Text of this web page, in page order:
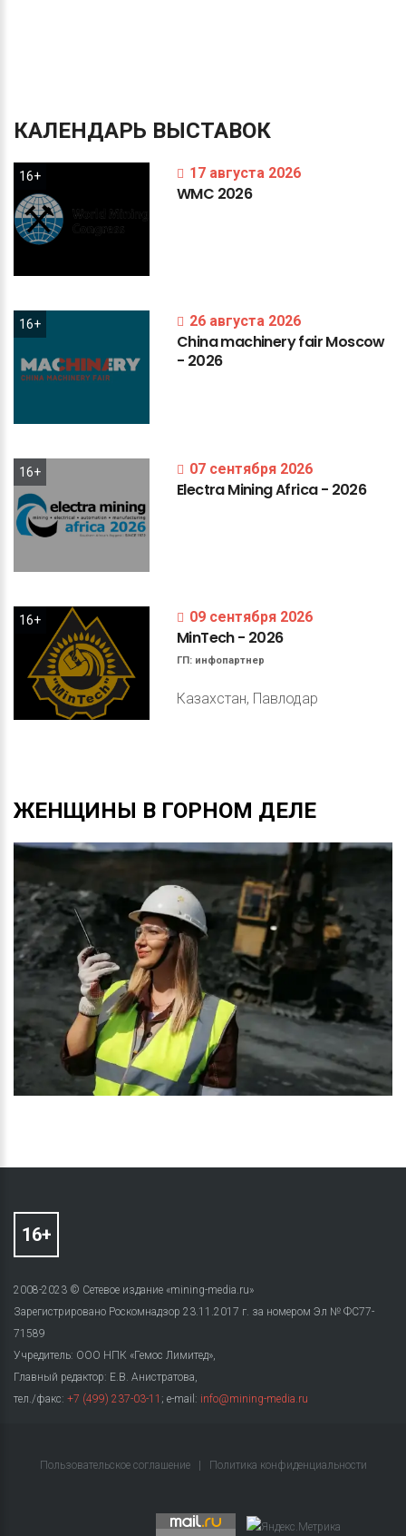
КАЛЕНДАРЬ ВЫСТАВОК
16+ 17 августа 2026
WMC 2026
16+ 26 августа 2026
ChinamachineryfairMoscow
- 2026
16+ 07 сентября 2026
ElectraMiningAfrica- 2026
16+ 09 сентября 2026
MinTech- 2026
ГП: инфопартнер
Казахстан, Павлодар
ЖЕНЩИНЫ В ГОРНОМ ДЕЛЕ
2008-2023 © Сетевое издание «mining-media.ru»
Зарегистрировано Роскомнадзор 23.11.2017 г. за номером Эл № ФС77-
71589
Учредитель: ООО НПК «Гемос Лимитед»,
Главный редактор: Е.В. Анистратова,
тел./факс: +7 (499) 237-03-11 ; e-mail: info@mining-media.ru
Пользовательское соглашение Политика конфиденциальности